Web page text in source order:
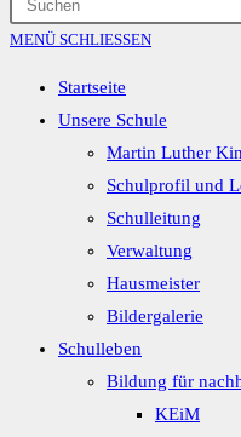
MENÜ SCHLIESSEN
Startseite
Unsere Schule
Martin Luther
Schulprofil und
Schulleitung
Verwaltung
Hausmeister
Bildergalerie
Schulleben
Bildung für
KEiM